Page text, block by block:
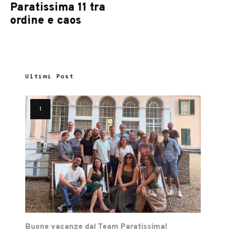
Paratissima 11 tra
ordine e caos
Ultimi Post
Buone vacanze dal Team Paratissima!